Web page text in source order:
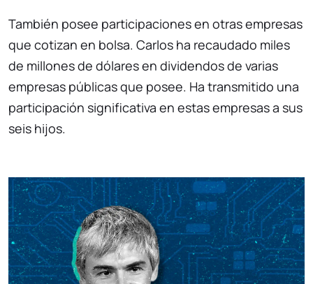
También posee participaciones en otras empresas
que cotizan en bolsa. Carlos ha recaudado miles
de millones de dólares en dividendos de varias
empresas públicas que posee. Ha transmitido una
participación significativa en estas empresas a sus
seis hijos.